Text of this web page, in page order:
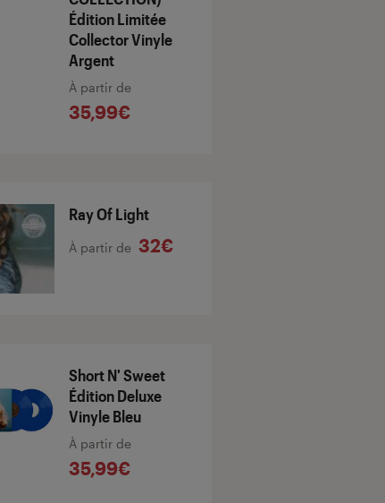
Édition Limitée
Collector Vinyle
Argent
À partir de
35,99€
Ray Of Light
À partir de 32€
Short N' Sweet
Édition Deluxe
Vinyle Bleu
À partir de
35,99€